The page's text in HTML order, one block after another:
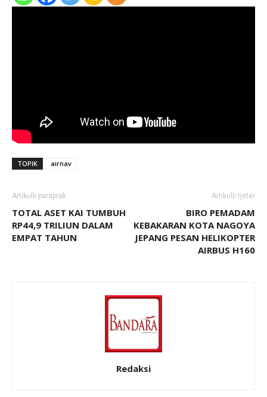
TOPIK airnav
Artikulli paraprak
TOTAL ASET KAI TUMBUH
RP44,9 TRILIUN DALAM
EMPAT TAHUN
Artikulli tjetër
BIRO PEMADAM
KEBAKARAN KOTA NAGOYA
JEPANG PESAN HELIKOPTER
AIRBUS H160
Redaksi